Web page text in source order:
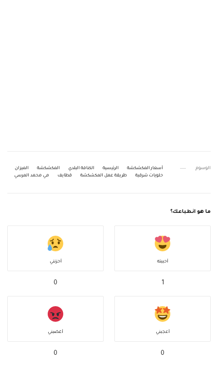
الوسوم أسعار المكشكشة الرئيسية الكنافة البلدي المكشكشة
الميزان
حلويات شرقية
طريقة عمل المكشكشة قطايف مي محمد المرسي
ما هو انطباعك؟
أحببته
1
أحزنني
0
أعجبني
0
أغضبني
0